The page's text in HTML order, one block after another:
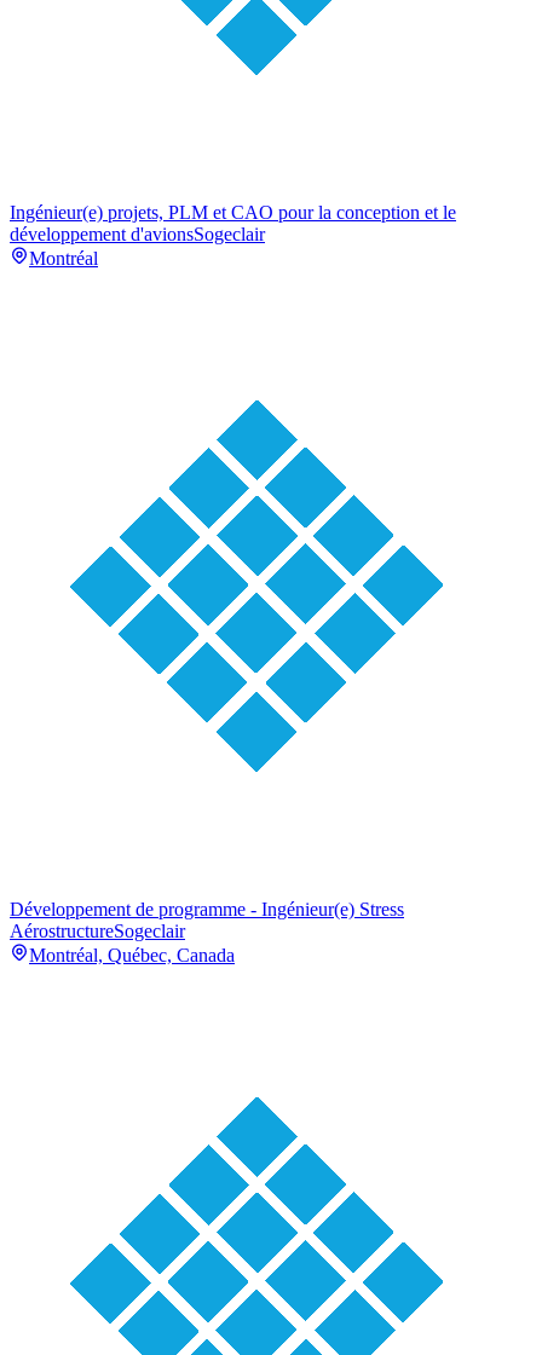
Ingénieur(e) projets, PLM et CAO pour la conception et le
développement d'avionsSogeclair
Montréal
Développement de programme - Ingénieur(e) Stress
AérostructureSogeclair
Montréal, Québec, Canada